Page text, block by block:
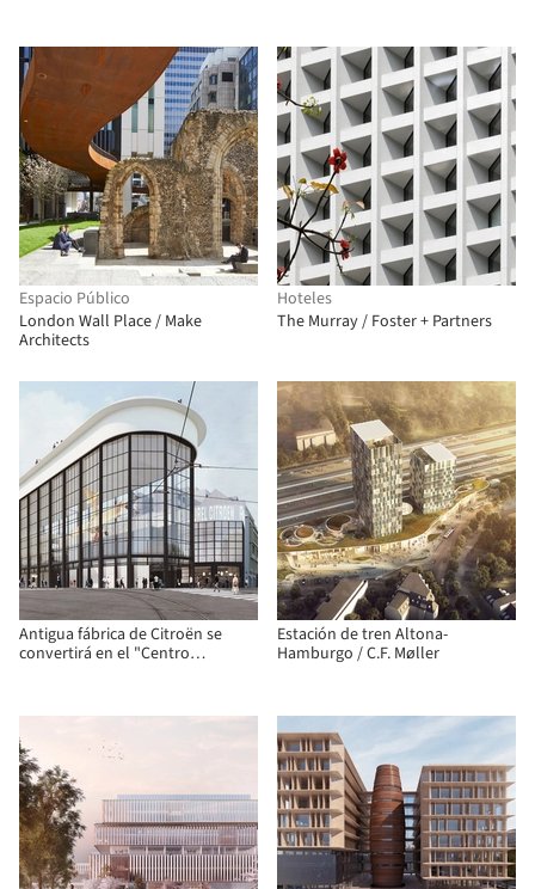
Espacio Público
London Wall Place / Make
Architects
Hoteles
The Murray / Foster + Partners
Antigua fábrica de Citroën se
convertirá en el "Centro
Estación de tren Altona-
Hamburgo / C.F. Møller